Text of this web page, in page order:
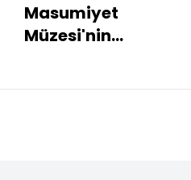
Masumiyet
Müzesi'nin